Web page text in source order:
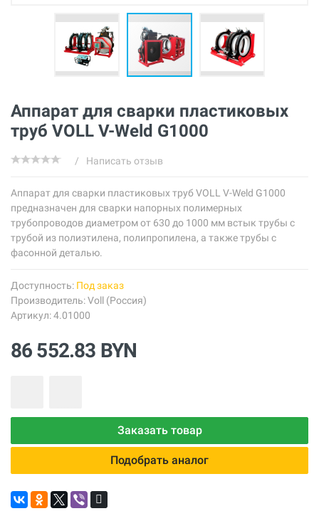
Аппарат для сварки пластиковых
труб VOLL V-Weld G1000
/ Написать отзыв
Аппарат для сварки пластиковых труб VOLL V-Weld G1000
предназначен для сварки напорных полимерных
трубопроводов диаметром от 630 до 1000 мм встык трубы с
трубой из полиэтилена, полипропилена, а также трубы с
фасонной деталью.
Доступность: Под заказ
Производитель:Voll (Россия)
Артикул: 4.01000
86 552.83 BYN
Заказать товар
Подобрать аналог